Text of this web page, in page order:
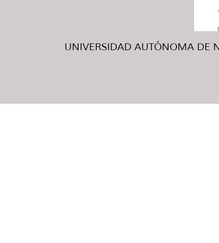
UNIVERSIDAD AUTÓNOMA DE